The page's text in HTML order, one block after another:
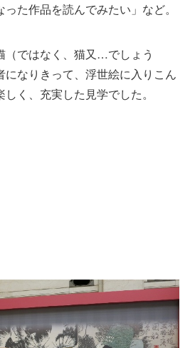
た作品を読んでみたい」など。
（ではなく、猫又…でしょう
になりきって、浮世絵に入りこん
く、充実した見学でした。